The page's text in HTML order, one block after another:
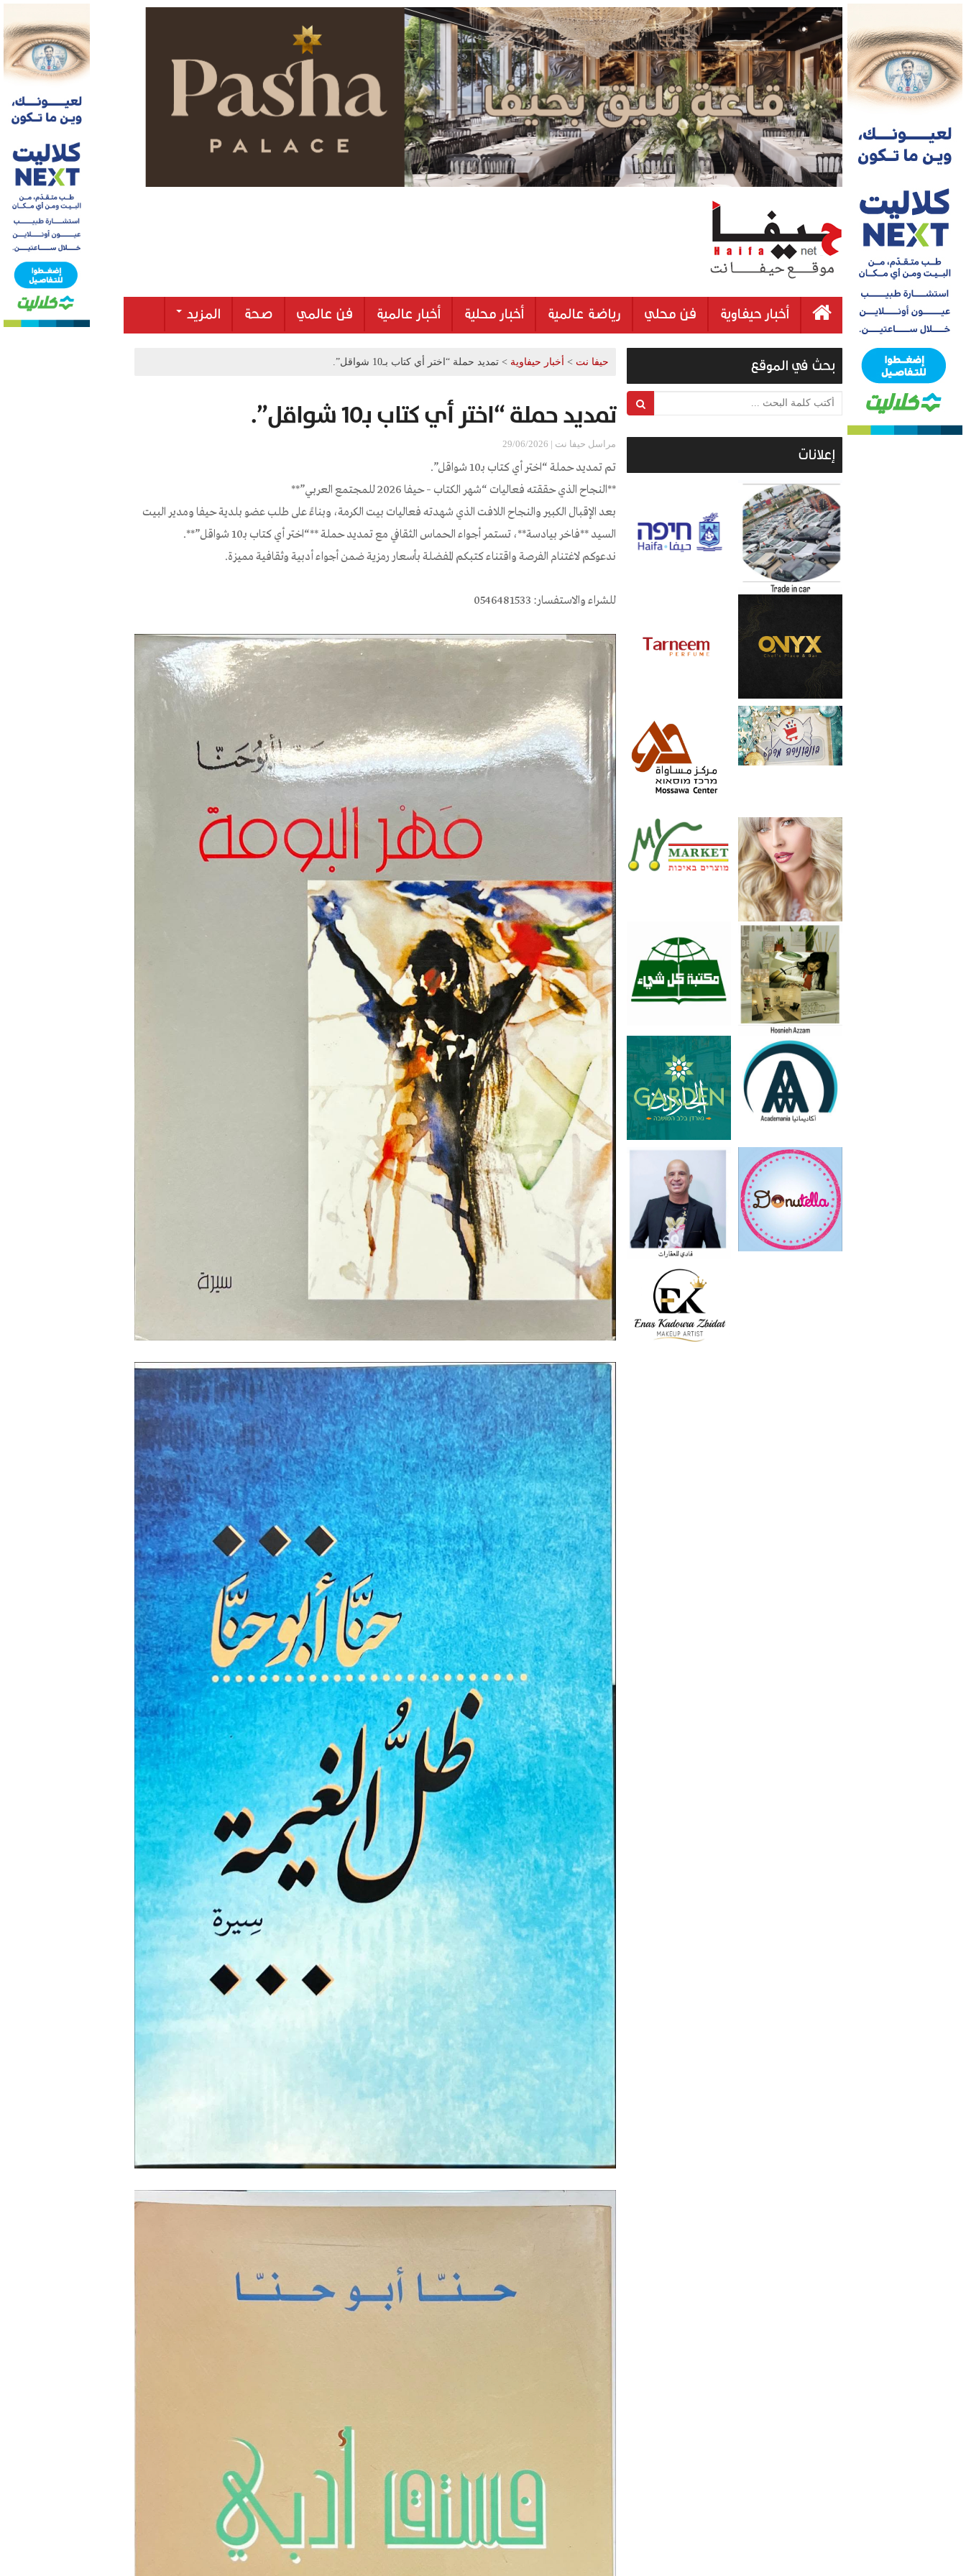
أخبار حيفاوية فن محلي رياضة عالمية أخبار محلية أخبار عالمية فن عالمي صحة المزيد
حيفا نت > أخبار حيفاوية > تمديد حملة “اختر أي كتاب بـ10 شواقل”.
تمديد حملة “اختر أي كتاب بـ10 شواقل”.
مراسل حيفا نت | 29/06/2026
تم تمديد حملة “اختر أي كتاب بـ10 شواقل”.
**النجاح الذي حققته فعاليات “شهر الكتاب – حيفا 2026 للمجتمع العربي”**
بعد الإقبال الكبير والنجاح اللافت الذي شهدته فعاليات بيت الكرمة، وبناءً على طلب عضو بلدية حيفا ومدير البيت
السيد **فاخر بيادسة**، تستمر أجواء الحماس الثقافي مع تمديد حملة **“اختر أي كتاب بـ10 شواقل”**.
ندعوكم لاغتنام الفرصة واقتناء كتبكم المفضلة بأسعار رمزية ضمن أجواء أدبية وثقافية مميزة.
للشراء والاستفسار: 0546481533
بحث في الموقع
أكتب كلمة البحث ...
إعلانات